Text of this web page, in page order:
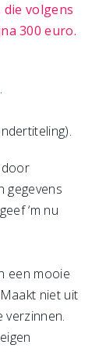
volgens
300 euro.
gegevens
‘m nu
een mooie
niet uit
verzinnen.